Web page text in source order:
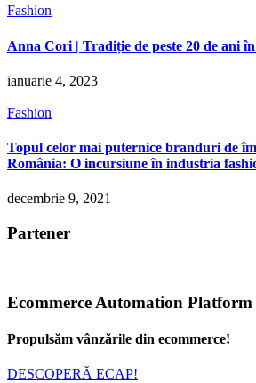
Fashion
Anna Cori | Tradiție de peste 20 de ani
ianuarie 4, 2023
Fashion
Topul celor mai puternice branduri de
România: O incursiune în industria
decembrie 9, 2021
Partener
Ecommerce Automation Platform
Propulsăm vânzările din ecommerce!
DESCOPERĂ ECAP!